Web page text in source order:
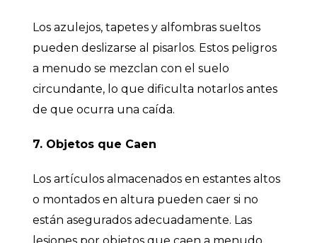
Los azulejos, tapetes y alfombras sueltos
pueden deslizarse al pisarlos. Estos peligros
a menudo se mezclan con el suelo
circundante, lo que dificulta notarlos antes
de que ocurra una caída.
7. Objetos que Caen
Los artículos almacenados en estantes altos
o montados en altura pueden caer si no
están asegurados adecuadamente. Las
lesiones por objetos que caen a menudo